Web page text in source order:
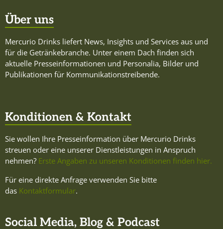
Über uns
Mercurio Drinks liefert News, Insights und Services aus und
für die Getränkebranche. Unter einem Dach finden sich
aktuelle Presseinformationen und Personalia, Bilder und
Publikationen für Kommunikationstreibende.
Konditionen & Kontakt
Sie wollen Ihre Presseinformation über Mercurio Drinks
streuen oder eine unserer Dienstleistungen in Anspruch
nehmen? Erste Angaben zu unseren Konditionen finden hier.
Für eine direkte Anfrage verwenden Sie bitte
das Kontaktformular.
Social Media, Blog & Podcast